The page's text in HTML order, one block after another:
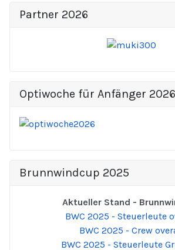
Partner 2026
Optiwoche für Anfänger 2026
Brunnwindcup 2025
Aktueller Stand -
BWC 2025 - Steuerleute
BWC 2025 - Crew
BWC 2025 - Steuerleute